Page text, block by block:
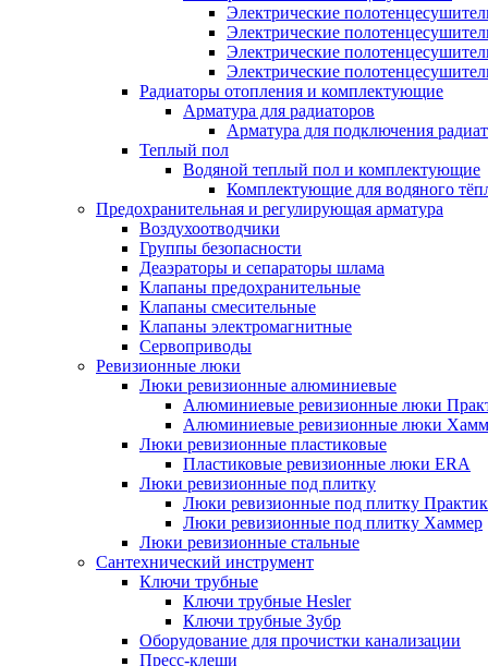
Электрические
Электрические
Электрические
Электрические
Радиаторы отопления и комплектующие
Арматура для радиаторов
Арматура для подключения
Теплый пол
Водяной теплый пол и комплектующие
Комплектующие для водяного
Предохранительная и регулирующая арматура
Воздухоотводчики
Группы безопасности
Деаэраторы и сепараторы шлама
Клапаны предохранительные
Клапаны смесительные
Клапаны электромагнитные
Сервоприводы
Ревизионные люки
Люки ревизионные алюминиевые
Алюминиевые ревизионные люки
Алюминиевые ревизионные люки
Люки ревизионные пластиковые
Пластиковые ревизионные люки ERA
Люки ревизионные под плитку
Люки ревизионные под плитку
Люки ревизионные под плитку Хаммер
Люки ревизионные стальные
Сантехнический инструмент
Ключи трубные
Ключи трубные Hesler
Ключи трубные Зубр
Оборудование для прочистки канализации
Пресс-клещи